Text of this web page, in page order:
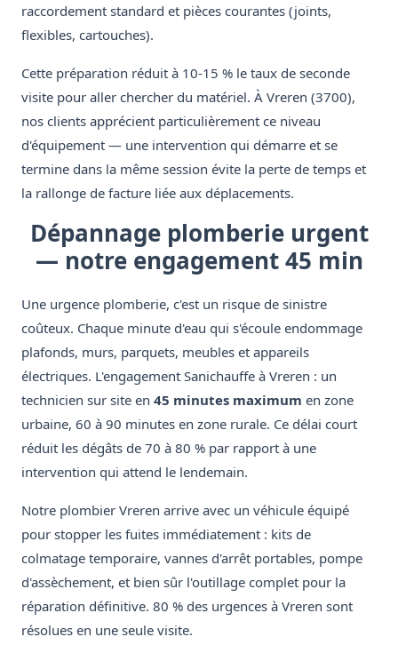
raccordement standard et pièces courantes (joints,
flexibles, cartouches).
Cette préparation réduit à 10-15 % le taux de seconde
visite pour aller chercher du matériel. À Vreren (3700),
nos clients apprécient particulièrement ce niveau
d'équipement — une intervention qui démarre et se
termine dans la même session évite la perte de temps et
la rallonge de facture liée aux déplacements.
Dépannage plomberie urgent
— notre engagement 45 min
Une urgence plomberie, c'est un risque de sinistre
coûteux. Chaque minute d'eau qui s'écoule endommage
plafonds, murs, parquets, meubles et appareils
électriques. L'engagement Sanichauffe à Vreren : un
technicien sur site en 45 minutes maximum en zone
urbaine, 60 à 90 minutes en zone rurale. Ce délai court
réduit les dégâts de 70 à 80 % par rapport à une
intervention qui attend le lendemain.
Notre plombier Vreren arrive avec un véhicule équipé
pour stopper les fuites immédiatement : kits de
colmatage temporaire, vannes d'arrêt portables, pompe
d'assèchement, et bien sûr l'outillage complet pour la
réparation définitive. 80 % des urgences à Vreren sont
résolues en une seule visite.